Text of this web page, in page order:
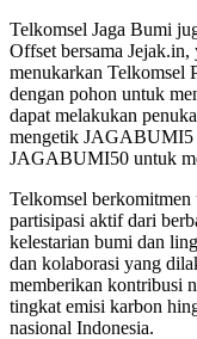
Telkomsel Jaga Bumi
Offset bersama
menukarkan Telkomsel
dengan pohon untuk
dapat melakukan
mengetik JAGABUMI5
JAGABUMI50 untuk
Telkomsel
partisipasi aktif dari
kelestarian bumi dan
dan kolaborasi yang
memberikan kontribusi
tingkat emisi karbon
nasional Indonesia.